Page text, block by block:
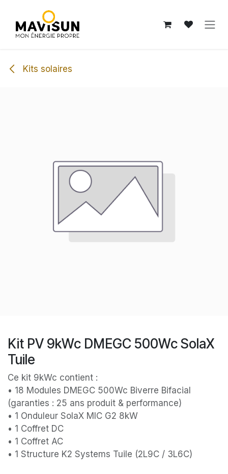
Kits solaires
Kit PV 9kWc DMEGC 500Wc SolaX
Tuile
Ce kit 9kWc contient :
• 18 Modules DMEGC 500Wc Biverre Bifacial
(garanties : 25 ans produit & performance)
• 1 Onduleur SolaX MIC G2 8kW
• 1 Coffret DC
• 1 Coffret AC
• 1 Structure K2 Systems Tuile (2L9C / 3L6C)